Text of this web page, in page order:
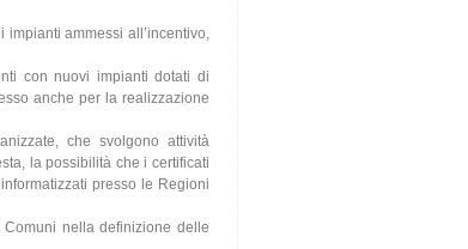
ammessi all’incentivo,
con nuovi impianti dotati di
anche per la realizzazione
che svolgono attività
la possibilità che i certificati
presso le Regioni
nella definizione delle